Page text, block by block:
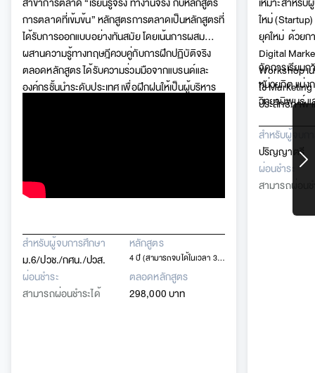
การตลาดที่เข้มข้น” หลักสูตรการตลาดเป็นหลักสูตรที่
ได้รับการออกแบบอย่างทันสมัย โดยเน้นการผสม
ผสานความรู้ทางทฤษฎีควบคู่กับการฝึกปฏิบัติจริง
ตลอดหลักสูตร ได้รับความร่วมมือจากแบรนด์และ
องค์กรชั้นนำระดับประเทศ เพื่อฝึกฝนให้เป็นผู้บริหาร
วิชาชีพ ด้านการตลาดครบจบที่นี่ที่เดียว
สำหรับผู้จบการศึกษา
ม.6/ปวช./กศน./ปวส.
หลักสูตร
4 ปี​ (สามารถจบได้ในเวลา 3.5
ปี)
ผ่อนชำระ
สามารถผ่อนชำระได้
ตลอดหลักสูตร
298,000 บาท
ใหม่(Startup)
ยุคใหม่ ด้วยก
Digital
Workshopเ
ใช้Marketing
ประสิทธิภาพ
จัดการเรียนก
หน่วยกิต แบ่ง
วิทยานิพนธ์ แ
สำหรับผู้จบก
ปริญญาตรี
ผ่อนชำระ
สามารถผ่อนช